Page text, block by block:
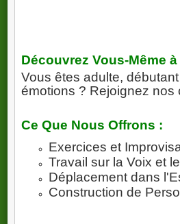
L’histoire suit quatre
Découvrez Vous-Même
Vous êtes adulte,
émotions ? Rejoignez nos
Ce Que Nous Offrons :
Exercices et
Travail sur la Voix et
Déplacement dans
Construction de